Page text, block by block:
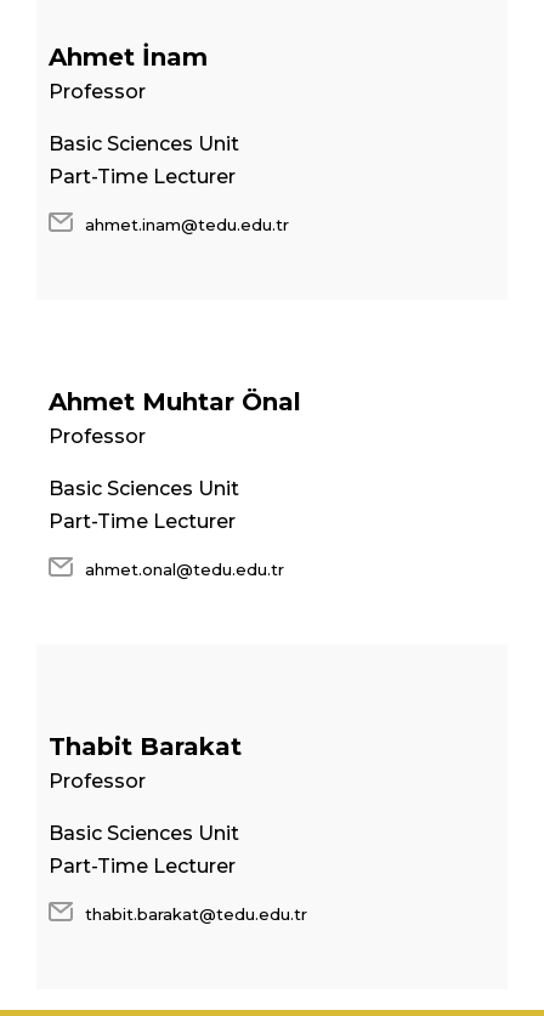
Ahmet İnam
Professor
Basic Sciences Unit
Part-Time Lecturer
ahmet.inam@tedu.edu.tr
Ahmet Muhtar Önal
Professor
Basic Sciences Unit
Part-Time Lecturer
ahmet.onal@tedu.edu.tr
Thabit Barakat
Professor
Basic Sciences Unit
Part-Time Lecturer
thabit.barakat@tedu.edu.tr